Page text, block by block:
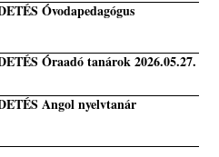
Óvodapedagógus
Óraadó tanárok 2026.05.27.
Angol nyelvtanár